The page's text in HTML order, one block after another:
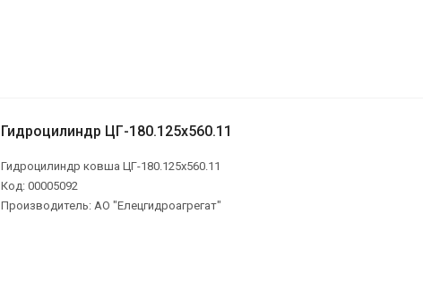
Гидроцилиндр ЦГ-180.125х560.11
Гидроцилиндр ковша ЦГ-180.125х560.11
Код: 00005092
Производитель: АО "Елецгидроагрегат"